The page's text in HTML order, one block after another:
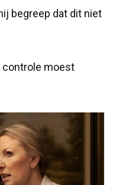
begreep dat dit niet
controle moest